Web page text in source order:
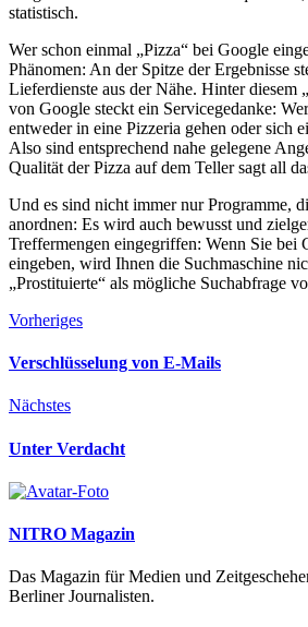
statistisch.
Wer schon einmal „Pizza“ bei Google
Phänomen: An der Spitze der Ergebnisse
Lieferdienste aus der Nähe. Hinter diesem
von Google steckt ein Servicegedanke:
entweder in eine Pizzeria gehen oder sich
Also sind entsprechend nahe gelegene
Qualität der Pizza auf dem Teller sagt all
Und es sind nicht immer nur Programme,
anordnen: Es wird auch bewusst und
Treffermengen eingegriffen: Wenn Sie bei
eingeben, wird Ihnen die Suchmaschine
„Prostituierte“ als mögliche Suchabfrage
Vorheriges
Verschlüsselung von E-Mails
Nächstes
Unter Verdacht
NITRO Magazin
Das Magazin für Medien und
Berliner Journalisten.